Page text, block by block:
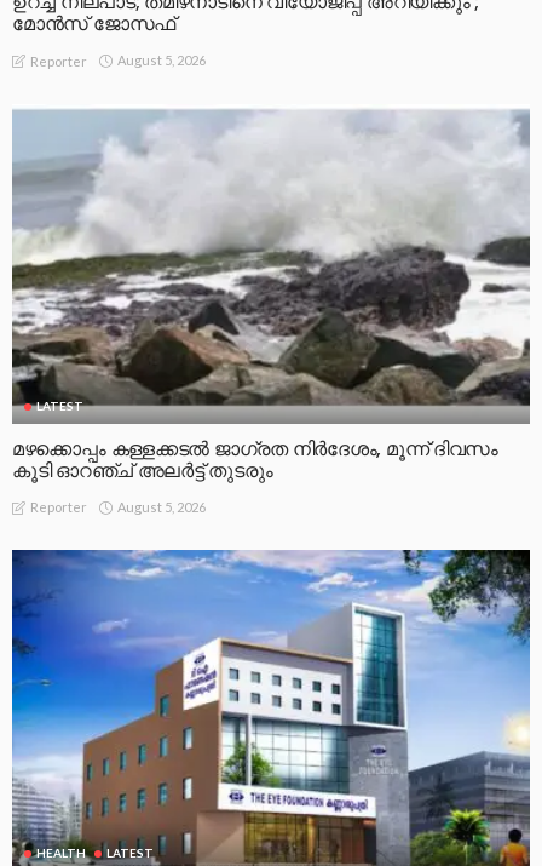
മോന്‍സ് ജോസഫ്
Reporter August 5, 2026
LATEST
മഴക്കൊപ്പം കള്ളക്കടൽ ജാഗ്രത നിർദേശം, മൂന്ന് ദിവസം
കൂടി ഓറഞ്ച് അലർട്ട് തുടരും
Reporter August 5, 2026
HEALTH LATEST